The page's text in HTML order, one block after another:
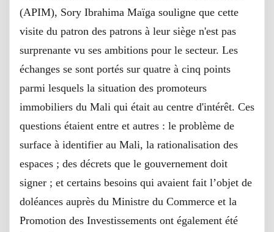
(APIM), Sory Ibrahima Maïga souligne que cette
visite du patron des patrons à leur siège n'est pas
surprenante vu ses ambitions pour le secteur. Les
échanges se sont portés sur quatre à cinq points
parmi lesquels la situation des promoteurs
immobiliers du Mali qui était au centre d'intérêt. Ces
questions étaient entre et autres : le problème de
surface à identifier au Mali, la rationalisation des
espaces ; des décrets que le gouvernement doit
signer ; et certains besoins qui avaient fait l’objet de
doléances auprès du Ministre du Commerce et la
Promotion des Investissements ont également été